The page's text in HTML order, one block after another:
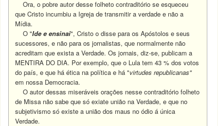
Ora, o pobre autor desse folheto contraditório se esqueceu
que Cristo incumbiu a Igreja de transmitir a verdade e não a
Mídia.
O "Ide e ensinai", Cristo o disse para os Apóstolos e seus
sucessores, e não para os jornalistas, que normalmente não
acreditam que exista a Verdade. Os jornais, diz-se, publicam a
MENTIRA DO DIA. Por exemplo, que o Lula tem 43 % dos votos
do país, e que há ética na política e há "virtudes republicanas"
em nossa Democracia.
O autor dessas miseráveis orações nesse contraditório folheto
de Missa não sabe que só exiate união na Verdade, e que no
subjetivismo só existe a união dos maus no ódio á única
Verdade.